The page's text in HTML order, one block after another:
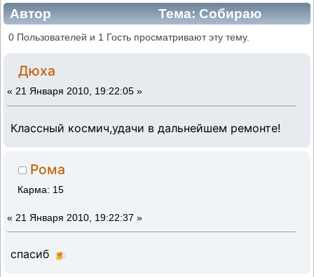
Автор
Тема: Собираю
потихоньку (Прочитано 40196 раз)
0 Пользователей и 1 Гость просматривают эту тему.
Дюха
« 21 Января 2010, 19:22:05 »
Классный космич,удачи в дальнейшем ремонте!
Рома
Карма: 15
« 21 Января 2010, 19:22:37 »
спасиб 🍺